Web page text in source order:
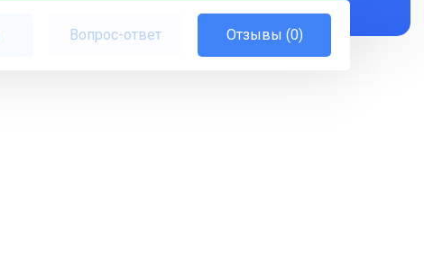
Вопрос-ответ Отзывы (0)